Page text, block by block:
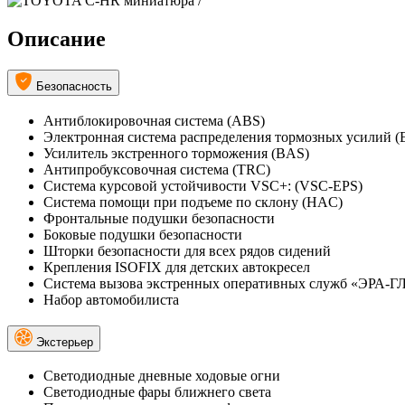
Описание
Безопасность
Антиблокировочная система (ABS)
Электронная система распределения тормозных усилий
Усилитель экстренного торможения (BAS)
Антипробуксовочная система (TRC)
Система курсовой устойчивости VSC+: (VSC-EPS)
Система помощи при подъеме по склону (HAC)
Фронтальные подушки безопасности
Боковые подушки безопасности
Шторки безопасности для всех рядов сидений
Крепления ISOFIX для детских автокресел
Система вызова экстренных оперативных служб
Набор автомобилиста
Экстерьер
Светодиодные дневные ходовые огни
Светодиодные фары ближнего света